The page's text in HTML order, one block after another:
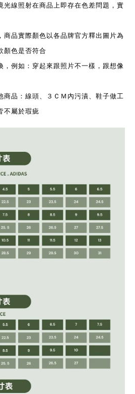
線照射在商品上即存在色差問題，實
品實際顏色以各品牌官方釋出圖片為
顏色是否符合
例如：穿起來跟照片不一樣，跟想像
品：線頭、３ＣＭ內污漬、鞋子做工
不屬於瑕疵